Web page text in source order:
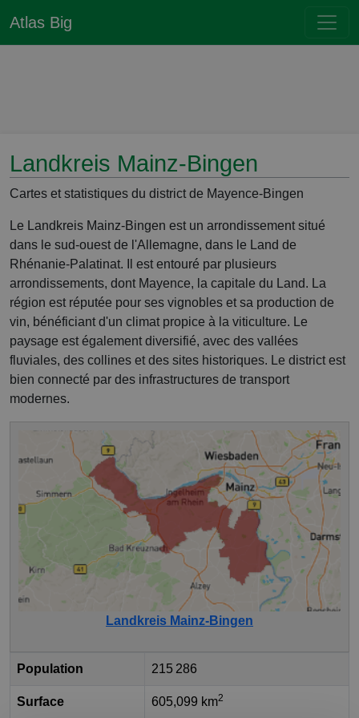
Atlas Big
Landkreis Mainz-Bingen
Cartes et statistiques du district de Mayence-Bingen
Le Landkreis Mainz-Bingen est un arrondissement situé
dans le sud-ouest de l'Allemagne, dans le Land de
Rhénanie-Palatinat. Il est entouré par plusieurs
arrondissements, dont Mayence, la capitale du Land. La
région est réputée pour ses vignobles et sa production de
vin, bénéficiant d'un climat propice à la viticulture. Le
paysage est également diversifié, avec des vallées
fluviales, des collines et des sites historiques. Le district est
bien connecté par des infrastructures de transport
modernes.
Landkreis Mainz-Bingen
Population 215 286
Surface 605,099 km2